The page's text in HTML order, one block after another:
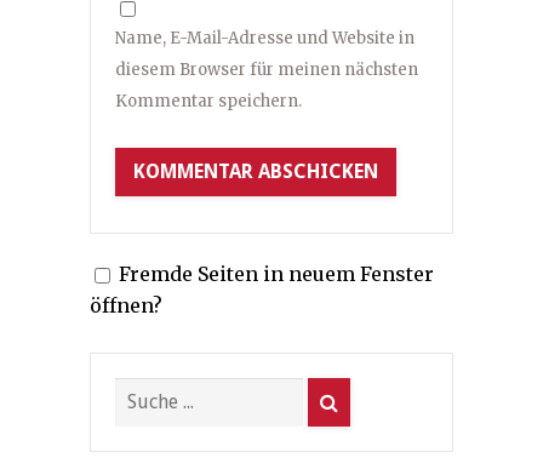
Name, E-Mail-Adresse und Website in
diesem Browser für meinen nächsten
Kommentar speichern.
Fremde Seiten in neuem Fenster
öffnen?